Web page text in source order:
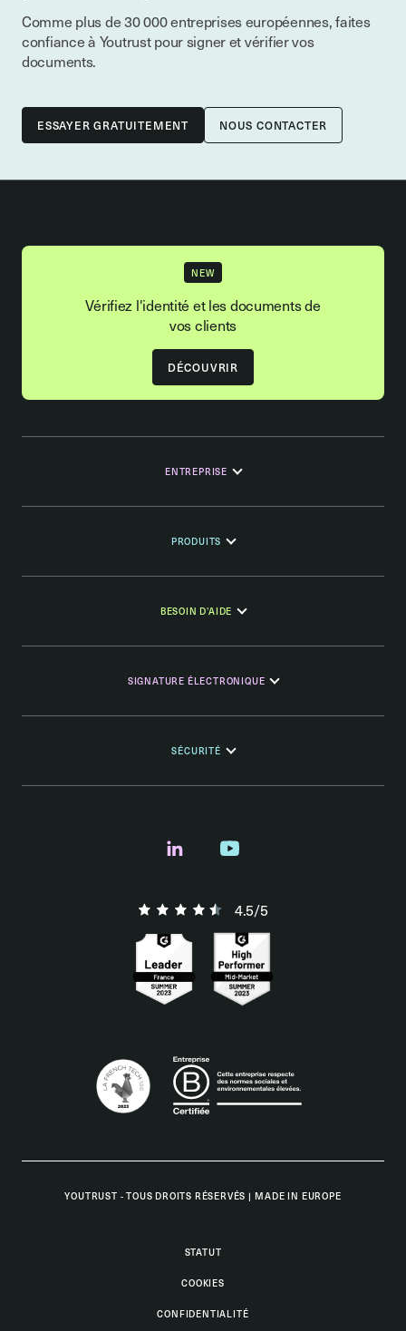
Comme plus de 30 000 entreprises européennes, faites
confiance à Youtrust pour signer et vérifier vos
documents.
NOUS CONTACTER
NEW
Vérifiez l'identité et les documents de
vos clients
DÉCOUVRIR
ENTREPRISE
PRODUITS
BESOIN D'AIDE
SIGNATURE ÉLECTRONIQUE
SÉCURITÉ
4.5/5
YOUTRUST - TOUS DROITS RÉSERVÉS | MADE IN EUROPE
STATUT
COOKIES
CONFIDENTIALITÉ